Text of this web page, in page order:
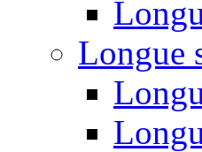
Longue